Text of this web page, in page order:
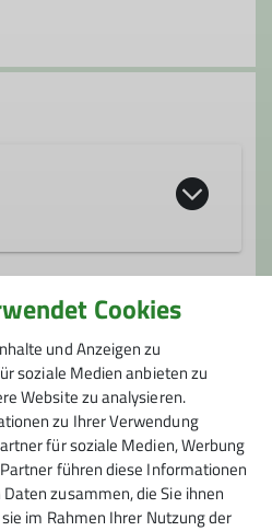
fn.de
bergbegeisterter
zum Ziel gesetzt
Cookies
und Anzeigen zu
soziale Medien anbieten zu
Website zu analysieren.
zu Ihrer Verwendung
für soziale Medien, Werbung
führen diese Informationen
zusammen, die Sie ihnen
im Rahmen Ihrer Nutzung der